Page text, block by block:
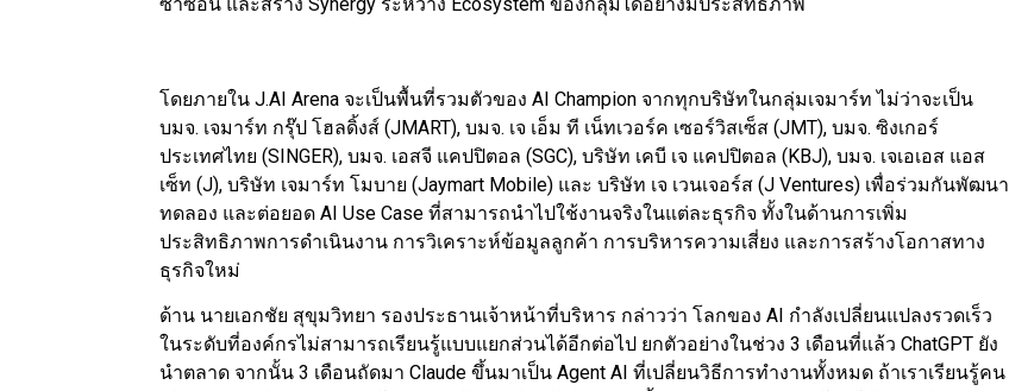
โดยภายใน J.AI Arena จะเป็นพื้นที่รวมตัวของ AI Champion จากทุกบริษัทในกลุ่มเจมาร์ท ไม่ว่าจะเป็น
บมจ. เจมาร์ท กรุ๊ป โฮลดิ้งส์ (JMART), บมจ. เจ เอ็ม ที เน็ทเวอร์ค เซอร์วิสเซ็ส (JMT), บมจ. ซิงเกอร์
ประเทศไทย (SINGER), บมจ. เอสจี แคปปิตอล (SGC), บริษัท เคบี เจ แคปปิตอล (KBJ), บมจ. เจเอเอส แอส
เซ็ท (J), บริษัท เจมาร์ท โมบาย (Jaymart Mobile) และ บริษัท เจ เวนเจอร์ส (J Ventures) เพื่อร่วมกันพัฒนา
ทดลอง และต่อยอด AI Use Case ที่สามารถนำไปใช้งานจริงในแต่ละธุรกิจ ทั้งในด้านการเพิ่ม
ประสิทธิภาพการดำเนินงาน การวิเคราะห์ข้อมูลลูกค้า การบริหารความเสี่ยง และการสร้างโอกาสทาง
ธุรกิจใหม่
ด้าน นายเอกชัย สุขุมวิทยา รองประธานเจ้าหน้าที่บริหาร กล่าวว่า โลกของ AI กำลังเปลี่ยนแปลงรวดเร็ว
ในระดับที่องค์กรไม่สามารถเรียนรู้แบบแยกส่วนได้อีกต่อไป ยกตัวอย่างในช่วง 3 เดือนที่แล้ว ChatGPT ยัง
นำตลาด จากนั้น 3 เดือนถัดมา Claude ขึ้นมาเป็น Agent AI ที่เปลี่ยนวิธีการทำงานทั้งหมด ถ้าเราเรียนรู้คน